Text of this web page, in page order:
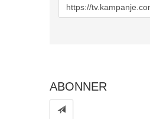
to
ABONNER